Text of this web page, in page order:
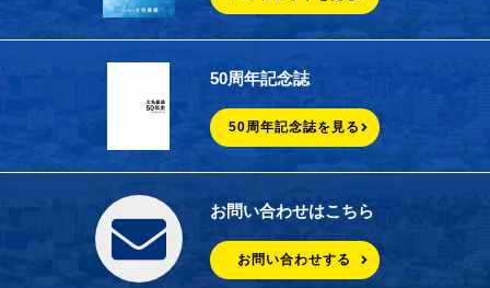
50周年記念誌
50周年記念誌を見る
お問い合わせはこちら
お問い合わせする